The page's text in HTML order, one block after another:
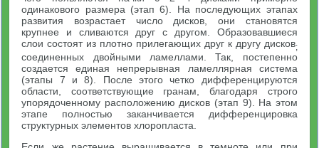
одинакового размера (этап 6). На последующих этапах
развития возрастает число дисков, они становятся
крупнее и сливаются друг с другом. Образовавшиеся
слои состоят из плотно прилегающих друг к другу дисков;
соединенных двойными ламеллами. Так, постепенно
создается единая непрерывная ламеллярная система
(этапы 7 и 8). После этого четко дифференцируются
области, соответствующие гранам, благодаря строго
упорядоченному расположению дисков (этап 9). На этом
этапе полностью заканчивается дифференцировка
структурных элементов хлоропласта.